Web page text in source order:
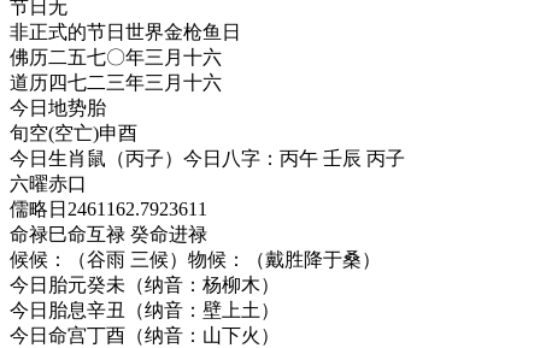
节日 无
非正式的节日 世界金枪鱼日
佛历二五七〇年三月十六
道历四七二三年三月十六
今日地势胎
旬空(空亡)申酉
今日生肖 鼠（丙子）今日八字：丙午 壬辰 丙子
六曜赤口
儒略日 2461162.7923611
命禄巳命互禄 癸命进禄
候候：（谷雨 三候）物候：（戴胜降于桑）
今日胎元癸未（纳音：杨柳木）
今日胎息辛丑（纳音：壁上土）
今日命宫丁酉（纳音：山下火）